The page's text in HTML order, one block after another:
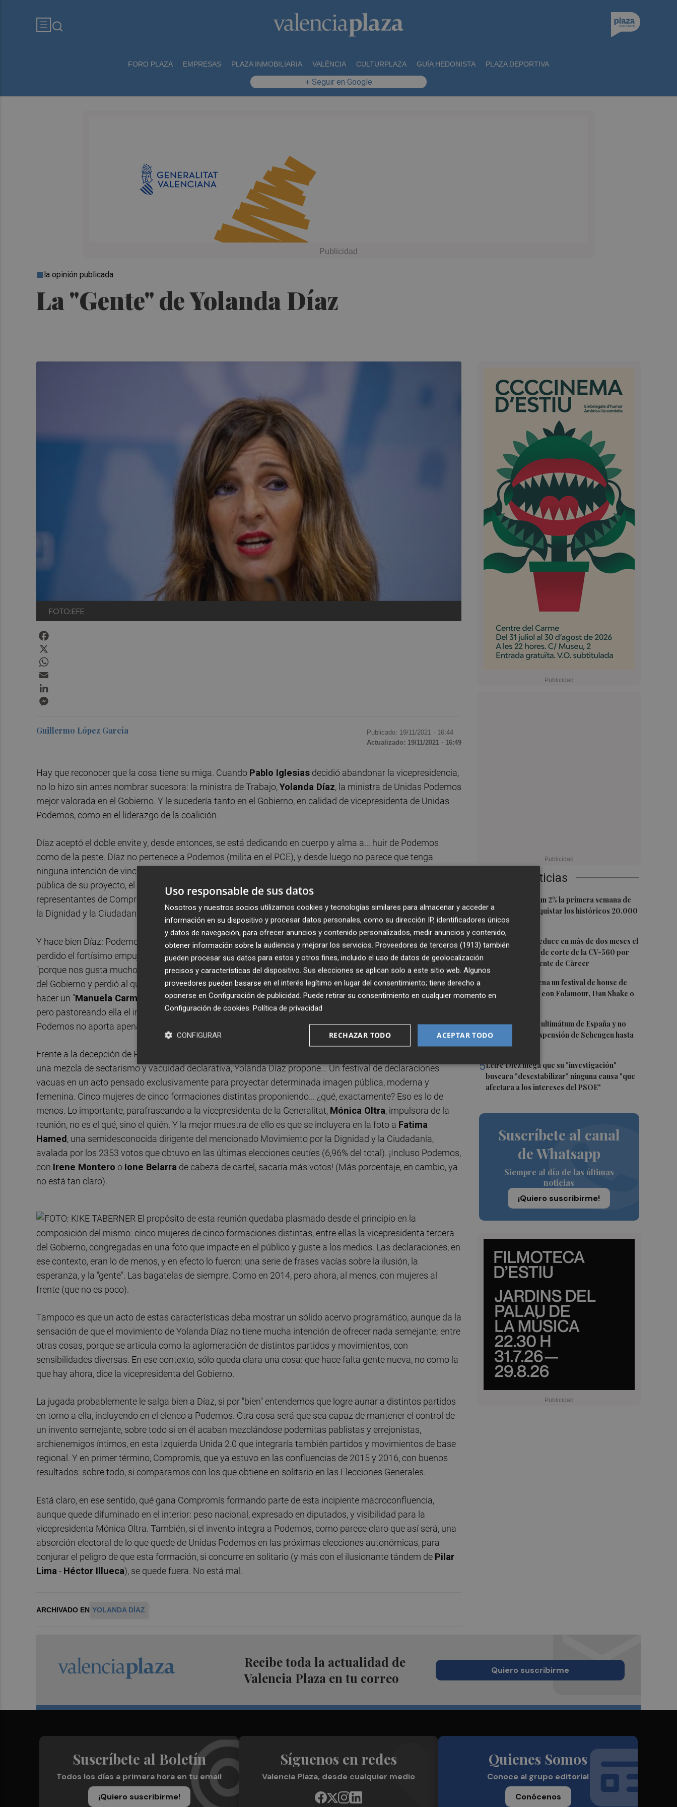
FORO PLAZA EMPRESAS PLAZA INMOBILIARIA VALÈNCIA CULTURPLAZA GUÍA HEDONISTA PLAZA DEPORTIVA
+ Seguir en Google
La "Gente" de Yolanda Díaz
la opinión publicada
FOTO:EFE
Últimas Noticias
1
El Ibex 35 sube un 2% la primera semana de
agosto tras conquistar los históricos 20.000
puntos
2La Diputación reduce en más de dos meses el
tiempo previsto de corte de la CV-560 por
las obras del puente de Càrcer
3
Roig Arena estrena un festival de house de
más de 10 horas con Folamour, Dan Shake o
4Italia rechaza el ultimátum de España y no
reevaluará la suspensión de Schengen hasta
el 15 de agosto
5Leire Díez niega que su "investigación"
buscara "desestabilizar" ninguna causa "que
afectara a los intereses del PSOE"
Suscríbete al canal
de Whatsapp
Siempre al día de las últimas
noticias
¡Quiero suscribirme!
Guillermo López García Publicado: 19/11/2021 · 16:44
Actualizado: 19/11/2021 · 16:49
Hay que reconocer que la cosa tiene su miga. Cuando Pablo Iglesias decidió abandonar la vicepresidencia,
no lo hizo sin antes nombrar sucesora: la ministra de Trabajo,Yolanda Díaz, la ministra de Unidas Podemos
mejor valorada en el Gobierno. Y le sucedería tanto en el Gobierno, en calidad de vicepresidenta de Unidas
Podemos, como en el liderazgo de la coalición.
Díaz aceptó el doble envite y, desde entonces, se está dedicando en cuerpo y alma a... huir de Podemos
como de la peste. Díaz no pertenece a Podemos (milita en el PCE), y desde luego no parece que tenga
ninguna intención de vincularse con Podemos en un futuro; todo lo contrario. En la primera presentación
pública de su proyecto, el pasado sábado, estaba casi todo el mundo, menos Podemos. Había
representantes de Compromís, de Más Madrid, de los Comuns, del PCE (la propia Díaz), de "Movimiento por
la Dignidad y la Ciudadanía" (partido local de Ceuta), ... Pero de Podemos, ni rastro (salvo entre el público).
Y hace bien Díaz: Podemos, desde el punto de vista electoral, es un lastre. Lo es desde hace años, una vez
perdido el fortísimo empuje y el caudal de ilusión iniciales en pro de las purgas y los chalets en la periferia
"porque nos gusta mucho el colegio público que hay aquí". Pero mucho más desde que pasó a formar parte
del Gobierno y perdió al que seguía siendo su principal activo, Pablo Iglesias. Por ese motivo, Díaz quiere
hacer un "Manuela Carmena
", es decir: congregar a su alrededor partidos y movimientos de izquierdas,
pero pastoreando ella el invento, sin que Podemos se lo apropie. Sobre todo porque, como he dicho, ahora
Podemos no aporta apenas caudal electoral y puede matar el invento desde su génesis.
Frente a la decepción de Podemos, que traicionó las ilusiones y esperanzas de millones de personas con
una mezcla de sectarismo y vacuidad declarativa, Yolanda Díaz propone... Un festival de declaraciones
vacuas en un acto pensado exclusivamente para proyectar determinada imagen pública, moderna y
femenina. Cinco mujeres de cinco formaciones distintas proponiendo... ¿qué, exactamente? Eso es lo de
menos. Lo importante, parafraseando a la vicepresidenta de la Generalitat, Mónica Oltra, impulsora de la
reunión, no es el qué, sino el quién. Y la mejor muestra de ello es que se incluyera en la foto a Fatima
Hamed, una semidesconocida dirigente del mencionado Movimiento por la Dignidad y la Ciudadanía,
avalada por los 2353 votos que obtuvo en las últimas elecciones ceutíes (6,96% del total). ¡Incluso Podemos,
con Irene Montero o Ione Belarra de cabeza de cartel, sacaría más votos! (Más porcentaje, en cambio, ya
no está tan claro).
El propósito de esta reunión quedaba plasmado desde el principio en la
composición del mismo: cinco mujeres de cinco formaciones distintas, entre ellas la vicepresidenta tercera
del Gobierno, congregadas en una foto que impacte en el público y guste a los medios. Las declaraciones, en
ese contexto, eran lo de menos, y en efecto lo fueron: una serie de frases vacías sobre la ilusión, la
esperanza, y la "gente". Las bagatelas de siempre. Como en 2014, pero ahora, al menos, con mujeres al
frente (que no es poco).
Tampoco es que un acto de estas características deba mostrar un sólido acervo programático, aunque da la
sensación de que el movimiento de Yolanda Díaz no tiene mucha intención de ofrecer nada semejante; entre
otras cosas, porque se articula como la aglomeración de distintos partidos y movimientos, con
sensibilidades diversas. En ese contexto, sólo queda clara una cosa: que hace falta gente nueva, no como la
que hay ahora, dice la vicepresidenta del Gobierno.
La jugada probablemente le salga bien a Díaz, si por "bien" entendemos que logre aunar a distintos partidos
en torno a ella, incluyendo en el elenco a Podemos. Otra cosa será que sea capaz de mantener el control de
un invento semejante, sobre todo si en él acaban mezclándose podemitas pablistas y errejonistas,
archienemigos íntimos, en esta Izquierda Unida 2.0 que integraría también partidos y movimientos de base
regional. Y en primer término, Compromís, que ya estuvo en las confluencias de 2015 y 2016, con buenos
resultados: sobre todo, si comparamos con los que obtiene en solitario en las Elecciones Generales.
Está claro, en ese sentido, qué gana Compromís formando parte de esta incipiente macroconfluencia,
aunque quede difuminado en el interior: peso nacional, expresado en diputados, y visibilidad para la
vicepresidenta Mónica Oltra. También, si el invento integra a Podemos, como parece claro que así será, una
absorción electoral de lo que quede de Unidas Podemos en las próximas elecciones autonómicas, para
conjurar el peligro de que esta formación, si concurre en solitario (y más con el ilusionante tándem de Pilar
Lima - Héctor Illueca), se quede fuera. No está mal.
ARCHIVADO EN YOLANDA DÍAZ
Recibe toda la actualidad de
Valencia Plaza en tu correo
Quiero suscribirme
Suscríbete al Boletín
Todos los días a primera hora en tu email
¡Quiero suscribirme!
Síguenos en redes
Valencia Plaza, desde cualquier medio
Quienes Somos
Conoce al grupo editorial
Conócenos
Uso responsable de sus datos
Nosotros y nuestros socios utilizamos cookies y tecnologías similares para almacenar y acceder a
información en su dispositivo y procesar datos personales, como su dirección IP, identificadores únicos
y datos de navegación, para ofrecer anuncios y contenido personalizados, medir anuncios y contenido,
obtener información sobre la audiencia y mejorar los servicios. Proveedores de terceros (1913) también
pueden procesar sus datos para estos y otros fines, incluido el uso de datos de geolocalización
precisos y características del dispositivo. Sus elecciones se aplican solo a este sitio web. Algunos
proveedores pueden basarse en el interés legítimo en lugar del consentimiento; tiene derecho a
oponerse en Configuración de publicidad. Puede retirar su consentimiento en cualquier momento en
Configuración de cookies. Política de privacidad
ACEPTAR TODO
RECHAZAR TODO
CONFIGURAR